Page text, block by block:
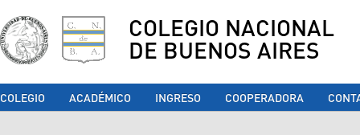
COLEGIO NACIONAL
DE BUENOS AIRES
COLEGIO ACADÉMICO INGRESO COOPERADORA